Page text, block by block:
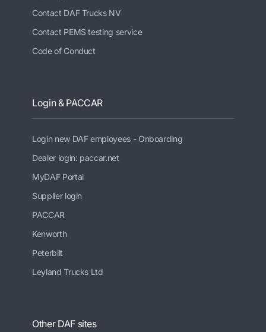
Contact DAF Trucks NV
Contact PEMS testing service
Code of Conduct
Login & PACCAR
Login new DAF employees - Onboarding
Dealer login: paccar.net
MyDAF Portal
Supplier login
PACCAR
Kenworth
Peterbilt
Leyland Trucks Ltd
Other DAF sites